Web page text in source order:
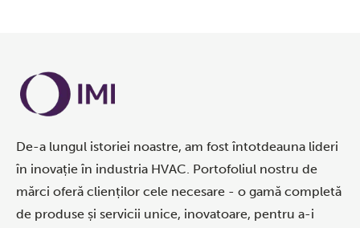
De-a lungul istoriei noastre, am fost întotdeauna lideri
în inovație în industria HVAC. Portofoliul nostru de
mărci oferă clienților cele necesare - o gamă completă
de produse și servicii unice, inovatoare, pentru a-i